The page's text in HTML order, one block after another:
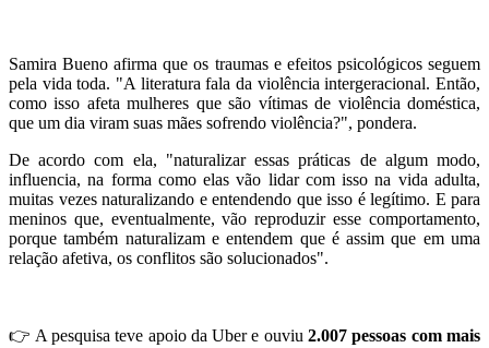
Samira Bueno afirma que os traumas e efeitos psicológicos seguem
pela vida toda. "A literatura fala da violência intergeracional. Então,
como isso afeta mulheres que são vítimas de violência doméstica,
que um dia viram suas mães sofrendo violência?", pondera.
De acordo com ela, "naturalizar essas práticas de algum modo,
influencia, na forma como elas vão lidar com isso na vida adulta,
muitas vezes naturalizando e entendendo que isso é legítimo. E para
meninos que, eventualmente, vão reproduzir esse comportamento,
porque também naturalizam e entendem que é assim que em uma
relação afetiva, os conflitos são solucionados".
👉 A pesquisa teve apoio da Uber e ouviu2.007 pessoas com mais